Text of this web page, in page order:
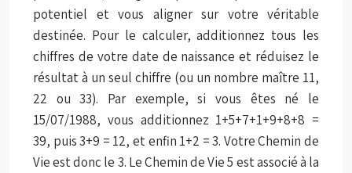
potentiel et vous aligner sur votre véritable
destinée. Pour le calculer, additionnez tous les
chiffres de votre date de naissance et réduisez le
résultat à un seul chiffre (ou un nombre maître 11,
22 ou 33). Par exemple, si vous êtes né le
15/07/1988, vous additionnez 1+5+7+1+9+8+8 =
39, puis 3+9 = 12, et enfin 1+2 = 3. Votre Chemin de
Vie est donc le 3. Le Chemin de Vie 5 est associé à la